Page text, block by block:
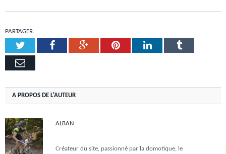
PARTAGER.
TwitterFacebookGoogle+PinterestLinkedInTumblr
Email
A PROPOS DE L'AUTEUR
ALBAN
Créateur du site, passionné par la domotique, le